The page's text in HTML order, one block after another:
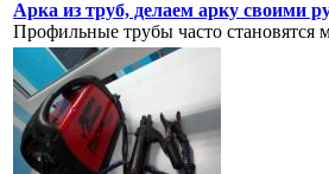
Арка из труб, делаем арку своими
Профильные трубы часто становятся